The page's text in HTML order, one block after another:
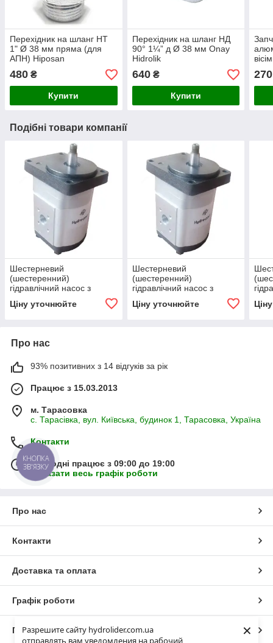
Разрешите сайту hydrolider.com.ua
отправлять вам уведомления на рабочий
×
Перехідник на шланг НТ
1" Ø 38 мм пряма (для
АПН) Hiposan
480 ₴
Купити
Перехідник на шланг НД
90° 1¼” д Ø 38 мм Onay
Hidrolik
640₴
Купити
270
Подібні товари компанії
Шестерневий
(шестеренний)
гідравлічний насос з
підшипником Hydro-pack
H 20A/C4.5X155
Ціну уточнюйте
Шестерневий
(шестеренний)
гідравлічний насос з
підшипником Hydro-pack
H 20A/C8.2X155
Ціну уточнюйте
H
Про нас
93% позитивних з 14 відгуків за рік
Працює з 15.03.2013
м. Тарасовка
с. Тарасівка, вул. Київська, будинок 1, Тарасовка, Україна
Контакти
Сьогодні працює з 09:00 до 19:00
Показати весь графік роботи
Про нас
Контакти
Доставка та оплата
Графік роботи
Повна версія сайту
КНОПКА
ЗВ'ЯЗКУ